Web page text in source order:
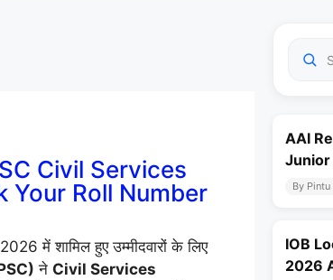
Civil Services
Your Roll Number
में शामिल हुए उम्मीदवारों के लिए
ने Civil Services
AAI
Junior
By Pintu
IOB
2026